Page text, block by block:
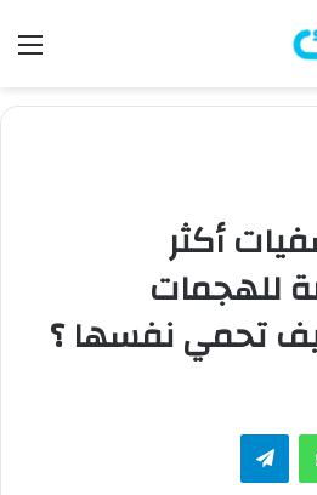
أكثر
للهجمات
تحمي نفسها ؟
واتساب تيلقرام